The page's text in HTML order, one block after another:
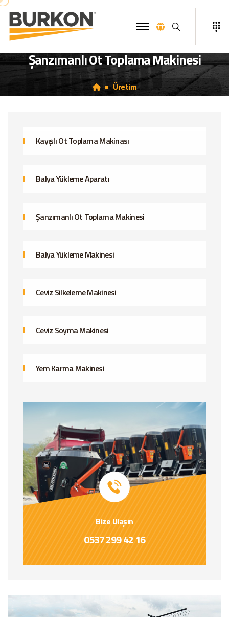
Ara
Şanzımanlı Ot Toplama Makinesi
Üretim
Kayışlı Ot Toplama Makinası
Balya Yükleme Aparatı
Şanzımanlı Ot Toplama Makinesi
Balya Yükleme Makinesi
Ceviz Silkeleme Makinesi
Ceviz Soyma Makinesi
Yem Karma Makinesi
Bize Ulaşın
0537 299 42 16